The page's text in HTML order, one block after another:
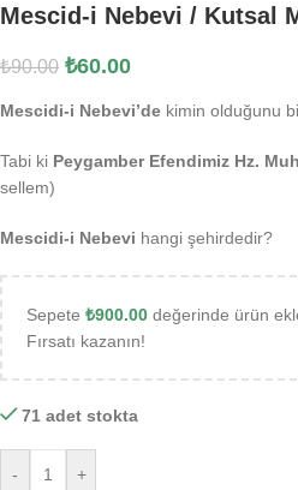
Mescid-i Nebevi / Kutsal
₺90.00 ₺60.00
Mescidi-i Nebevi’de kimin olduğunu
Tabi ki Peygamber Efendimiz Hz.
sellem)
Mescidi-i Nebevi hangi şehirdedir?
Sepete ₺900.00 değerinde ürün
Fırsatı kazanın!
71 adet stokta
- +